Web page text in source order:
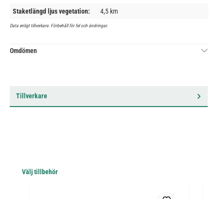
Staketlängd ljus vegetation:
4,5 km
Data enligt tillverkare. Förbehåll för fel och ändringar.
Omdömen
Tillverkare
Hoppa över produktgalleri
Välj tillbehör